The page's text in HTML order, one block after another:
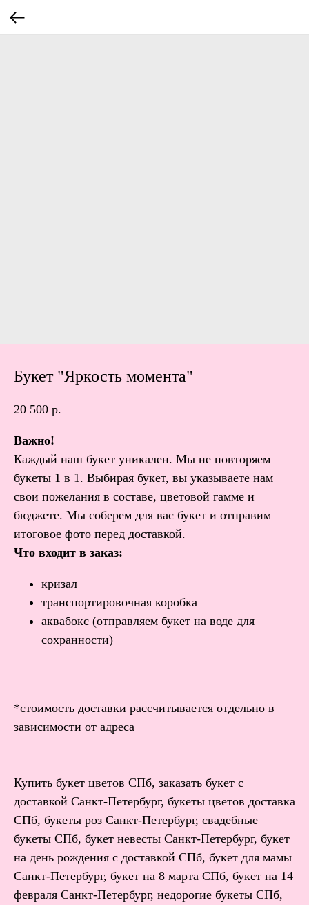
Букет "Яркость момента"
20 500 р.
Важно!
Каждый наш букет уникален. Мы не повторяем
букеты 1 в 1. Выбирая букет, вы указываете нам
свои пожелания в составе, цветовой гамме и
бюджете. Мы соберем для вас букет и отправим
итоговое фото перед доставкой.
Что входит в заказ:
кризал
транспортировочная коробка
аквабокс (отправляем букет на воде для
сохранности)
*стоимость доставки рассчитывается отдельно в
зависимости от адреса
Купить букет цветов СПб, заказать букет с
доставкой Санкт-Петербург, букеты цветов доставка
СПб, букеты роз Санкт-Петербург, свадебные
букеты СПб, букет невесты Санкт-Петербург, букет
на день рождения с доставкой СПб, букет для мамы
Санкт-Петербург, букет на 8 марта СПб, букет на 14
февраля Санкт-Петербург, недорогие букеты СПб,